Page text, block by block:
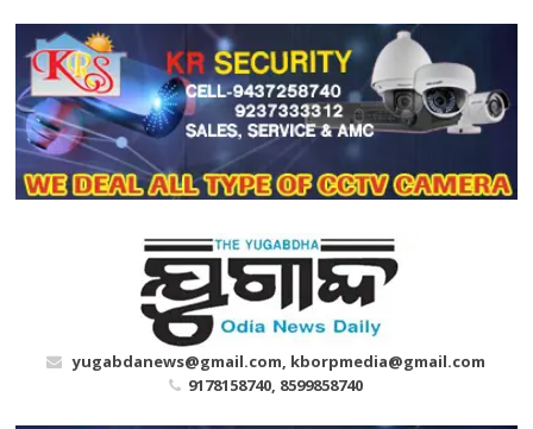
content
yugabdanews@gmail.com, kborpmedia@gmail.com
9178158740, 8599858740